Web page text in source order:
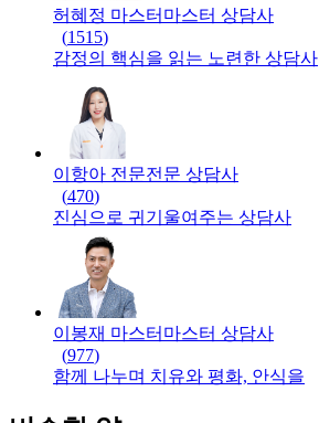
허혜정 마스터 마스터 상담사
(1515)
감정의 핵심을 읽는 노련한 상담사
이항아 전문전문 상담사
(470)
진심으로 귀기울여주는 상담사
이봉재 마스터 마스터 상담사
(977)
함께 나누며 치유와 평화, 안식을